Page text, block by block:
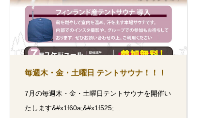
毎週木・金・土曜日 テントサウナ！！！
7月の毎週木・金・土曜日テントサウナを開催い
たします&#x1f60a;&#x1f525;…